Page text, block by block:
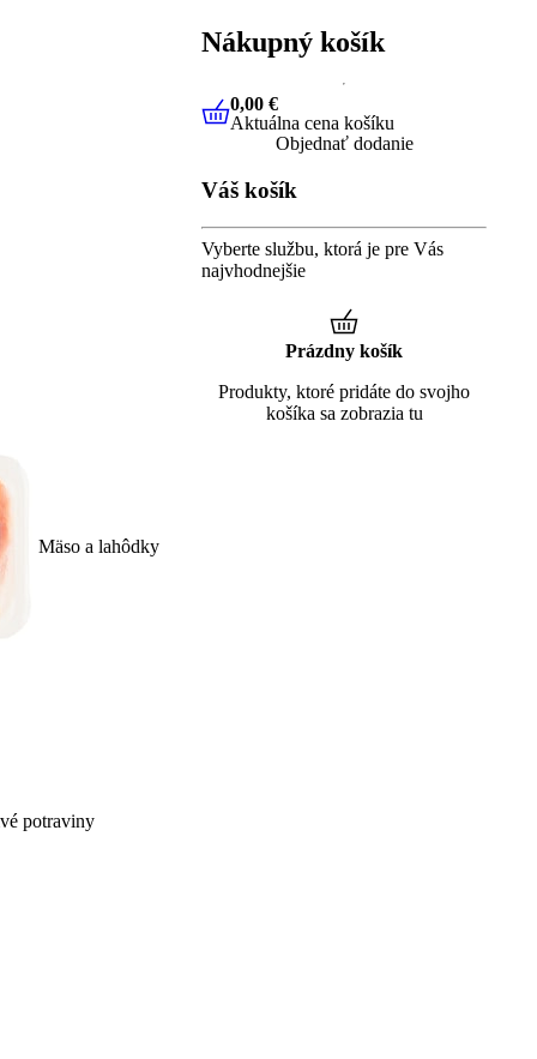
Mäso a lahôdky
potraviny
Nákupný košík
0,00 €Aktuálna cena košíku
0,00 €
Aktuálna cena košíku
Objednať dodanie
Váš košík
Vyberte službu, ktorá je pre Vás
najvhodnejšie
Prázdny košík
Produkty, ktoré pridáte do svojho
košíka sa zobrazia tu